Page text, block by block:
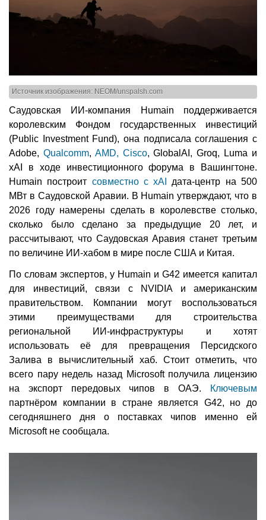
Источник изображения: NEOM/unspalsh.com
Саудовская ИИ-компания Humain поддерживается
королевским Фондом государственных инвестиций
(Public Investment Fund), она подписала соглашения с
Adobe, Qualcomm, AMD, Cisco, GlobalAI, Groq, Luma и
xAI в ходе инвестиционного форума в Вашингтоне.
Humain построит совместно с xAI
дата-центр на 500
МВт в Саудовской Аравии. В Humain утверждают, что в
2026 году намерены сделать в королевстве столько,
сколько было сделано за предыдущие 20 лет, и
рассчитывают, что Саудовская Аравия станет третьим
по величине ИИ-хабом в мире после США и Китая.
По словам экспертов, у Humain и G42 имеется капитал
для инвестиций, связи с NVIDIA и американским
правительством. Компании могут воспользоваться
этими преимуществами для строительства
региональной ИИ-инфраструктуры и хотят
использовать её для превращения Персидского
Залива в вычислительный хаб. Стоит отметить, что
всего пару недель назад Microsoft получила лицензию
на экспорт передовых чипов в ОАЭ.
Ключевым
партнёром компании в стране является G42, но до
сегодняшнего дня о поставках чипов именно ей
Microsoft не сообщала.